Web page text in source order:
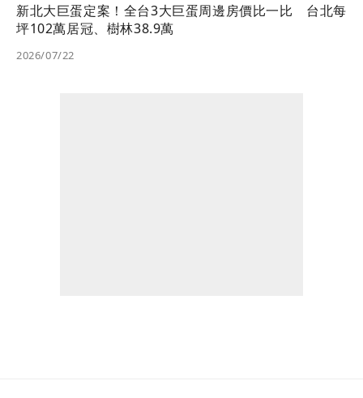
新北大巨蛋定案！全台3大巨蛋周邊房價比一比 台北每
坪102萬居冠、樹林38.9萬
2026/07/22